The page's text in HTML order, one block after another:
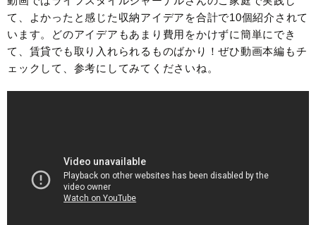
て、よかったと感じた収納アイデアを合計で10個紹介されて
います。どのアイデアもあまり費用をかけずに簡単にでき
て、賃貸でも取り入れられるものばかり！ぜひ動画本編もチ
ェックして、参考にしてみてくださいね。